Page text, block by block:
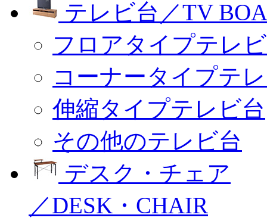
テレビ台／TV
フロアタイプテレ
コーナータイプテ
伸縮タイプテレビ台
その他のテレビ台
デスク・チェア
／DESK・CHAIR